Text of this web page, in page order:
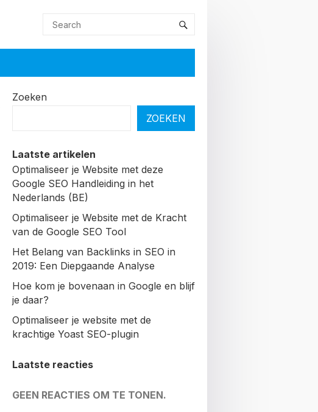
Zoeken
ZOEKEN
Laatste artikelen
Optimaliseer je Website met deze
Google SEO Handleiding in het
Nederlands (BE)
Optimaliseer je Website met de Kracht
van de Google SEO Tool
Het Belang van Backlinks in SEO in
2019: Een Diepgaande Analyse
Hoe kom je bovenaan in Google en blijf
je daar?
Optimaliseer je website met de
krachtige Yoast SEO-plugin
Laatste reacties
GEEN REACTIES OM TE TONEN.